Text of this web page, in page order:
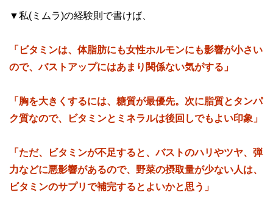
▼私(ミムラ)の経験則で書けば、
「ビタミンは、体脂肪にも女性ホルモンにも影響が小さい
ので、バストアップにはあまり関係ない気がする」
「胸を大きくするには、糖質が最優先。次に脂質とタンパ
ク質なので、ビタミンとミネラルは後回しでもよい印象」
「ただ、ビタミンが不足すると、バストのハリやツヤ、弾
力などに悪影響があるので、野菜の摂取量が少ない人は、
ビタミンのサプリで補完するとよいかと思う」